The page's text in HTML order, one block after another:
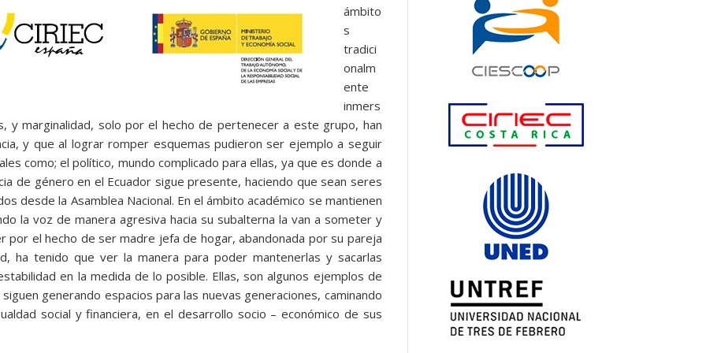
ámbito
s
tradici
onalm
ente
inmers
y marginalidad, solo por el hecho de pertenecer a este grupo, han
y que al lograr romper esquemas pudieron ser ejemplo a seguir
como; el político, mundo complicado para ellas, ya que es donde a
de género en el Ecuador sigue presente, haciendo que sean seres
desde la Asamblea Nacional. En el ámbito académico se mantienen
la voz de manera agresiva hacia su subalterna la van a someter y
por el hecho de ser madre jefa de hogar, abandonada por su pareja
ha tenido que ver la manera para poder mantenerlas y sacarlas
en la medida de lo posible. Ellas, son algunos ejemplos de
generando espacios para las nuevas generaciones, caminando
social y financiera, en el desarrollo socio – económico de sus